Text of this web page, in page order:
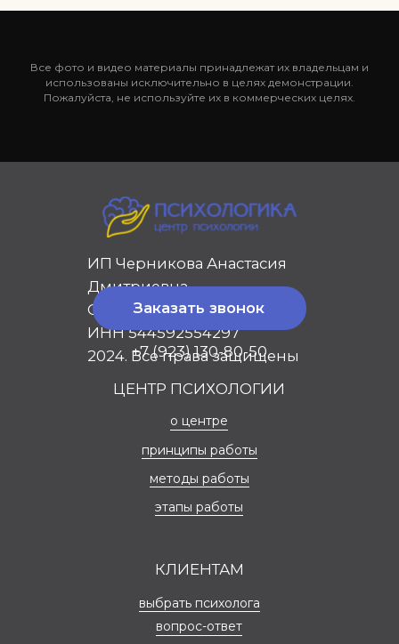
Все фото и видео материалы принадлежат их владельцам и
использованы исключительно в целях демонстрации.
Пожалуйста, не используйте их в коммерческих целях.